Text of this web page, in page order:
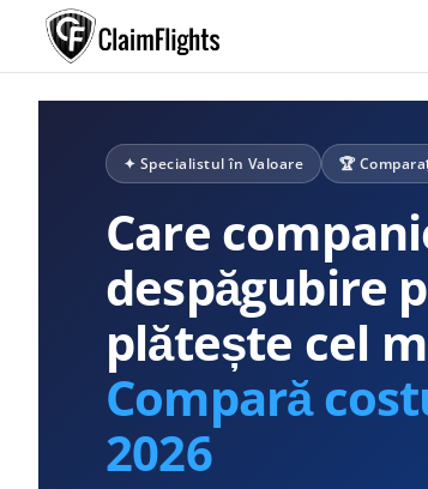
✦ Specialistul în Valoare 🏆
Care
despăgubire
plătește cel
Compară
2026